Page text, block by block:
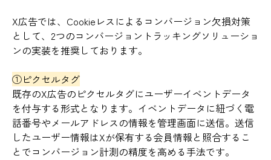
X広告では、Cookieレスによるコンバージョン欠損対策
として、2つのコンバージョントラッキングソリューショ
ンの実装を推奨しております。
①ピクセルタグ
既存のX広告のピクセルタグにユーザーイベントデータ
を付与する形式となります。イベントデータに紐づく電
話番号やメールアドレスの情報を管理画面に送信。送信
したユーザー情報はXが保有する会員情報と照合するこ
とでコンバージョン計測の精度を高める手法です。